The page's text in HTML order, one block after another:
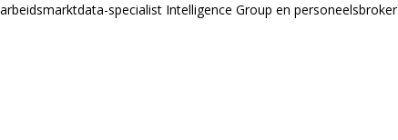
specialist Intelligence Group en personeelsbroker